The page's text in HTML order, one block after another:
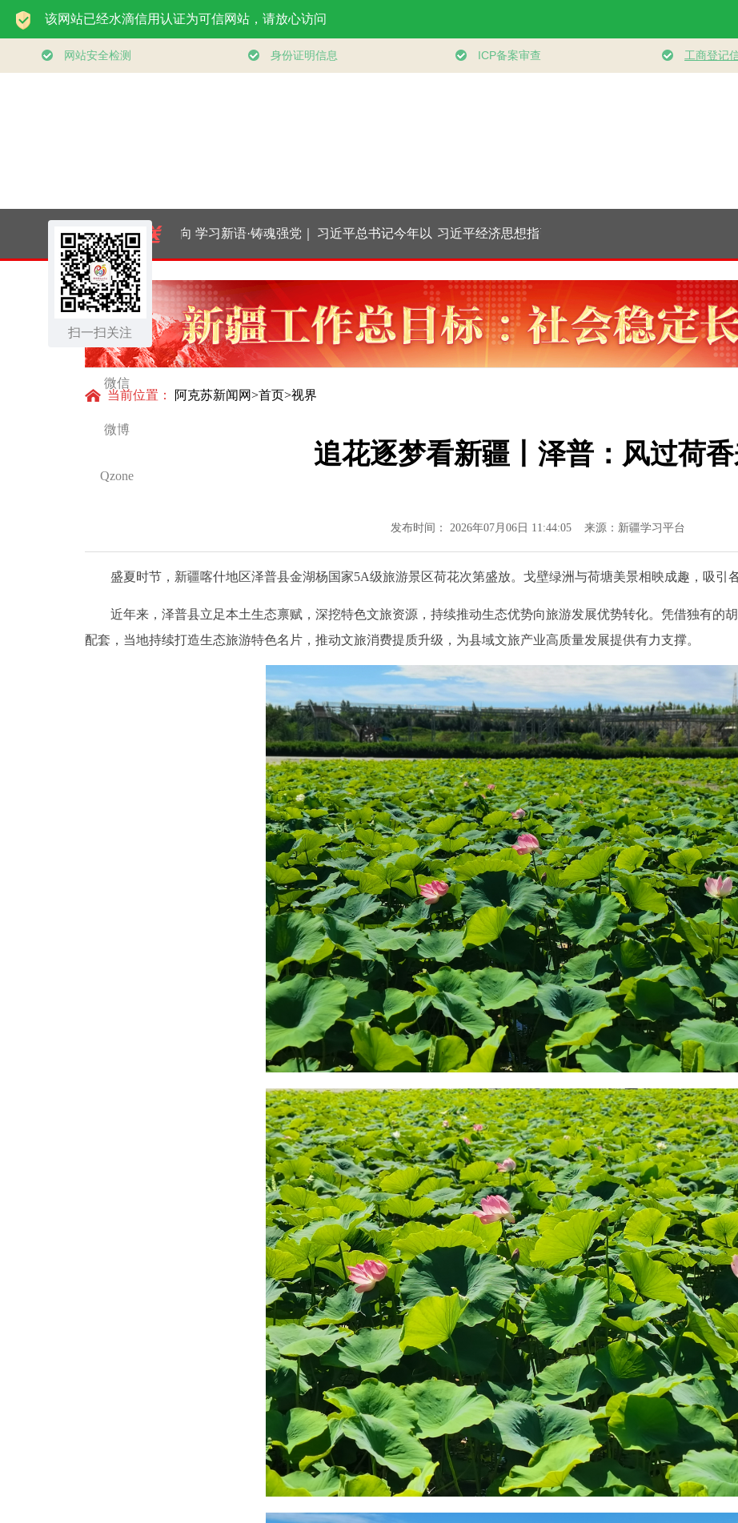
扫一扫关注
微信
微博
Qzone
政微观察丨向新向
向好！中国经济展
现强大韧性和活力
学习新语·铸魂强党｜
持之以恒推进全面从
严治党
习近平总书记今年以
来治国理政纪实丨砥
砺初心使命 把党建设
习近平经济思想指引
中国经济高质量发展
行稳致远
学习新语｜坚持党的
全面领导和党中央集
中统一领导
官！六集高燃名场面
一次看够
五
记
当前位置： 阿克苏新闻网>首页>视界
追花逐梦看新疆丨泽普：风过荷
发布时间： 2026年07月06日 11:44:05 来源：新疆学习平台
盛夏时节，新疆喀什地区泽普县金湖杨国家5A级旅游景区荷花次第盛放。戈壁绿洲与荷塘美景相映成趣，吸引各
近年来，泽普县立足本土生态禀赋，深挖特色文旅资源，持续推动生态优势向旅游发展优势转化。凭借独有的
配套，当地持续打造生态旅游特色名片，推动文旅消费提质升级，为县域文旅产业高质量发展提供有力支撑。